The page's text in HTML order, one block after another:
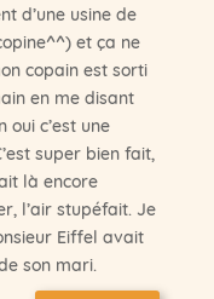
d’une usine de
et ça ne
copain est sorti
en me disant
oui c’est une
super bien fait,
là encore
l’air stupéfait. Je
Eiffel avait
son mari.